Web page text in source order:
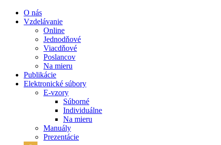
O nás
Vzdelávanie
Online
Jednodňové
Viacdňové
Poslancov
Na mieru
Publikácie
Elektronické súbory
E-vzory
Súborné
Individuálne
Na mieru
Manuály
Prezentácie